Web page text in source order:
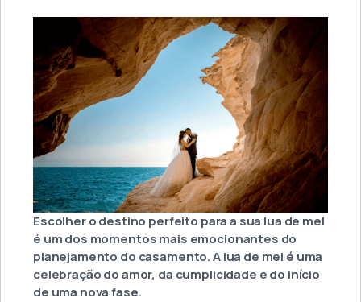
Escolher o destino perfeito para a sua lua de mel
é um dos momentos mais emocionantes do
planejamento do casamento. A lua de mel é uma
celebração do amor, da cumplicidade e do início
de uma nova fase.